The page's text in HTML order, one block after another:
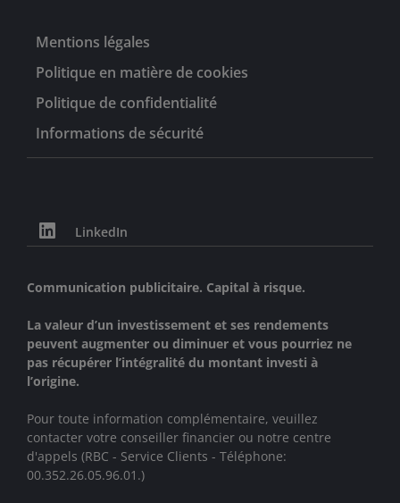
Mentions légales
Politique en matière de cookies
Politique de confidentialité
Informations de sécurité
LinkedIn
Communication publicitaire. Capital à risque.
La valeur d’un investissement et ses rendements
peuvent augmenter ou diminuer et vous pourriez ne
pas récupérer l’intégralité du montant investi à
l’origine.
Pour toute information complémentaire, veuillez
contacter votre conseiller financier ou notre centre
d'appels (RBC - Service Clients - Téléphone:
00.352.26.05.96.01.)